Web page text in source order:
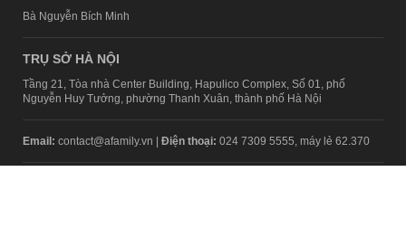
Bà Nguyễn Bích Minh
TRỤ SỞ HÀ NỘI
Tầng 21, Tòa nhà Center Building, Hapulico Complex, Số 01, phố
Nguyễn Huy Tưởng, phường Thanh Xuân, thành phố Hà Nội
Email: contact@afamily.vn | Điện thoại: 024 7309 5555, máy lẻ 62.370